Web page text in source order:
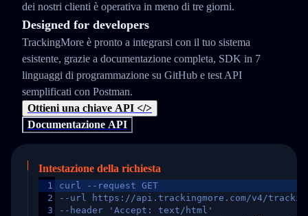
dei nostri clienti è operativa in meno di tre giorni.
Designed for developers
TrackingMore è pronto a integrarsi con il tuo sistema
esistente, grazie a documentazione completa, SDK in 7
linguaggi di programmazione su GitHub e test API
semplificati con Postman.
Ottieni una chiave API </>
Documentazione API
Intestazione della richiesta
1
2
3
curl --request GET
--url https://api.trackingmore.com/v4/trackings/
--header 'Accept: text/html'